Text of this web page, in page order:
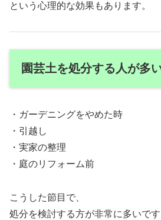
という心理的な効果もあります。
園芸土を処分する人が多
・ガーデニングをやめた時
・引越し
・実家の整理
・庭のリフォーム前
こうした節目で、
処分を検討する方が非常に多いです